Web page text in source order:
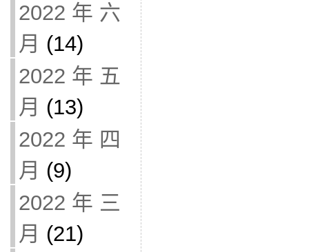
2022 年 六
月 (14)
2022 年 五
月 (13)
2022 年 四
月 (9)
2022 年 三
月 (21)